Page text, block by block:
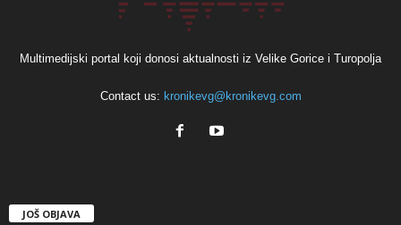
Multimedijski portal koji donosi aktualnosti iz Velike Gorice i Turopolja
Contact us: kronikevg@kronikevg.com
JOŠ OBJAVA